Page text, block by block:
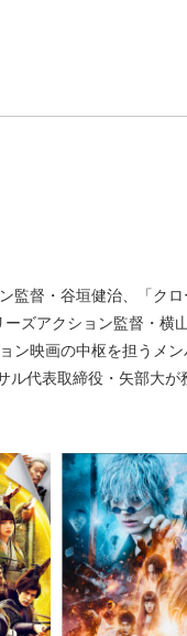
監督・谷垣健治、「ク
ズアクション監督・横
ン映画の中枢を担うメ
代表取締役・矢部大が